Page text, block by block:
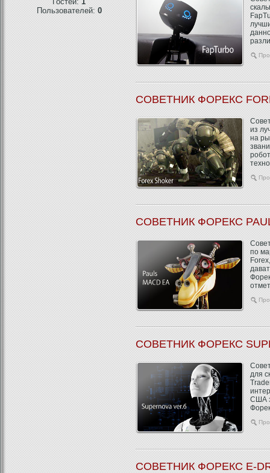
Пользователей: 0
СОВЕТНИК ФОРЕКС
из
на
СОВЕТНИК ФОРЕКС
по
СОВЕТНИК ФОРЕКС
для
США
СОВЕТНИК ФОРЕКС E-